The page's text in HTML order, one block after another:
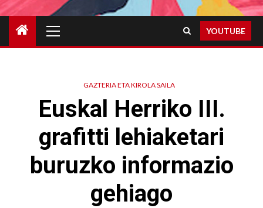
Menu
YOUTUBE
GAZTERIA ETA KIROLA SAILA
Euskal Herriko III.
grafitti lehiaketari
buruzko informazio
gehiago